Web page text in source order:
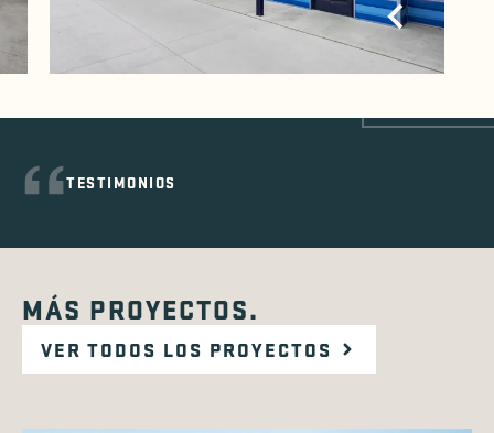
TESTIMONIOS
MÁS PROYECTOS.
VER TODOS LOS PROYECTOS